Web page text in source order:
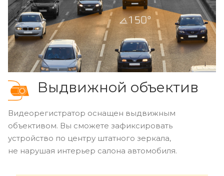
Выдвижной объектив
Видеорегистратор оснащен выдвижным
объективом. Вы сможете зафиксировать
устройство по центру штатного зеркала,
не нарушая интерьер салона автомобиля.